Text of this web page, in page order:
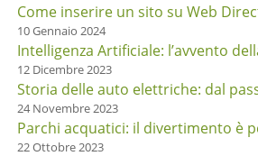
Come inserire un sito su Web
10 Gennaio 2024
Intelligenza Artificiale: l’avvento
12 Dicembre 2023
Storia delle auto elettriche: dal
24 Novembre 2023
Parchi acquatici: il divertimento è
22 Ottobre 2023